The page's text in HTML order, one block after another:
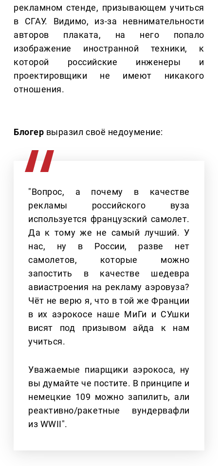
рекламном стенде, призывающем учиться
в СГАУ. Видимо, из-за невнимательности
авторов плаката, на него попало
изображение иностранной техники, к
которой российские инженеры и
проектировщики не имеют никакого
отношения.
Блогер выразил своё недоумение:
"Вопрос, а почему в качестве
рекламы российского вуза
используется французский самолет.
Да к тому же не самый лучший. У
нас, ну в России, разве нет
самолетов, которые можно
запостить в качестве шедевра
авиастроения на рекламу аэровуза?
Чёт не верю я, что в той же Франции
в их аэрокосе наше МиГи и СУшки
висят под призывом айда к нам
учиться.
Уважаемые пиарщики аэрокоса, ну
вы думайте че постите. В принципе и
немецкие 109 можно запилить, али
реактивно/ракетные вундервафли
из WWII".